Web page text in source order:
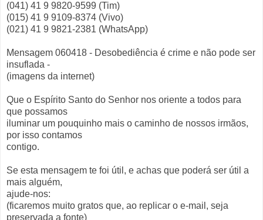
(041) 41 9 9820-9599 (Tim)
(015) 41 9 9109-8374 (Vivo)
(021) 41 9 9821-2381 (WhatsApp)
Mensagem 060418 - Desobediência é crime e não pode ser
insuflada -
(imagens da internet)
Que o Espírito Santo do Senhor nos oriente a todos para
que possamos
iluminar um pouquinho mais o caminho de nossos irmãos,
por isso contamos
contigo.
Se esta mensagem te foi útil, e achas que poderá ser útil a
mais alguém,
ajude-nos:
(ficaremos muito gratos que, ao replicar o e-mail, seja
preservada a fonte)